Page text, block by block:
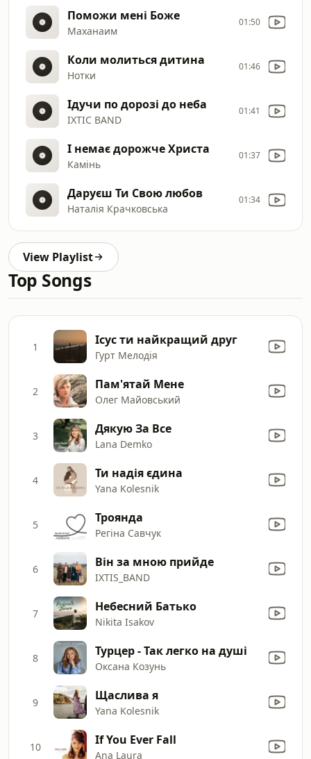
Поможи мені Боже
Маханаим
01:50
Коли молиться дитина
Нотки
01:46
Ідучи по дорозі до неба
ІХТІС BAND
01:41
І немає дорожче Христа
Камінь
01:37
Даруєш Ти Свою любов
Наталія Крачковська
01:34
View Playlist
Top Songs
1 Ісус ти найкращий друг
Гурт Мелодія
2 Пам'ятай Мене
Олег Майовський
3 Дякую За Все
Lana Demko
4 Ти надія єдина
Yana Kolesnik
5 Троянда
Регіна Савчук
6 Він за мною прийде
IXTIS_BAND
7 Небесний Батько
Nikita Isakov
8 Турцер - Так легко на душі
Оксана Козунь
9 Щаслива я
Yana Kolesnik
10 If You Ever Fall
Ana Laura